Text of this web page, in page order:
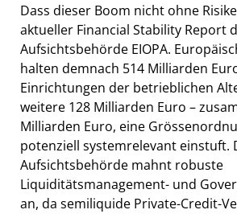
Dass dieser Boom nicht ohne
aktueller Financial Stability Report
Aufsichtsbehörde EIOPA.
halten demnach 514 Milliarden
Einrichtungen der betrieblichen
weitere 128 Milliarden Euro –
Milliarden Euro, eine
potenziell systemrelevant einstuft.
Aufsichtsbehörde mahnt robuste
Liquiditätsmanagement- und
an, da semiliquide Private-Credit-